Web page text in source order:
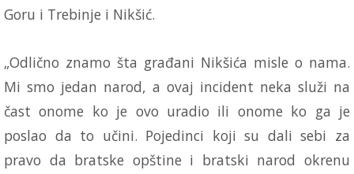
Goru i Trebinje i Nikšić.
„Odlično znamo šta građani Nikšića misle o nama.
Mi smo jedan narod, a ovaj incident neka služi na
čast onome ko je ovo uradio ili onome ko ga je
poslao da to učini. Pojedinci koji su dali sebi za
pravo da bratske opštine i bratski narod okrenu